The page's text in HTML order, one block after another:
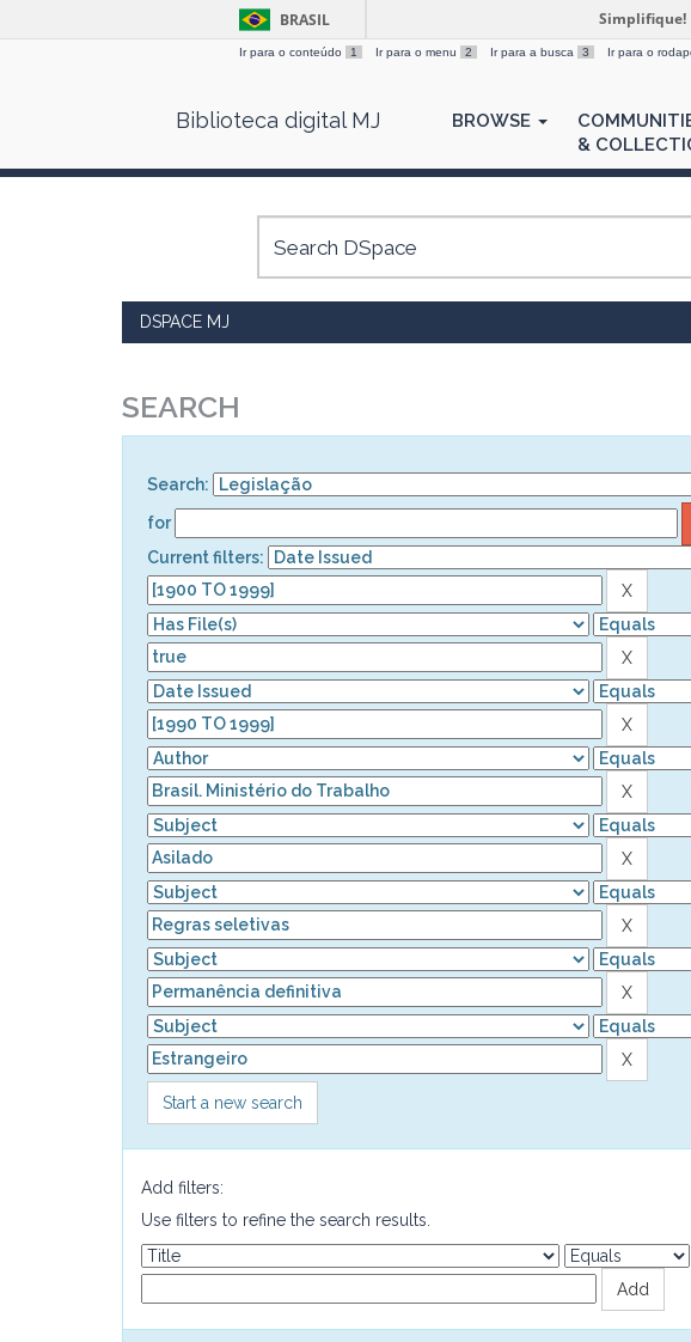
BRASIL Simplifique!
Ir para o conteúdo 1 Ir para o menu 2 Ir para a busca 3 Ir para o
Biblioteca digital MJ BROWSE
&
DSPACE MJ
SEARCH
Search:
for
Current filters:
Start a new search
Add filters:
Use filters to refine the search results.